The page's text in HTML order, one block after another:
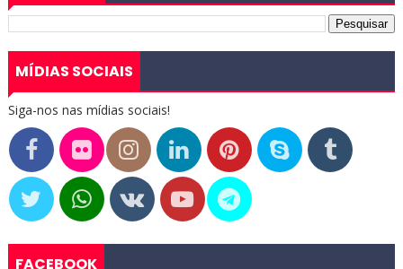
MÍDIAS SOCIAIS
Siga-nos nas mídias sociais!
FACEBOOK